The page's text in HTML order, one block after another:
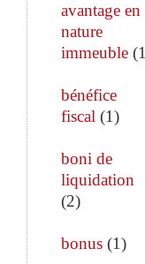
avantage en
nature
immeuble (1
bénéfice
fiscal (1)
boni de
liquidation
(2)
bonus (1)